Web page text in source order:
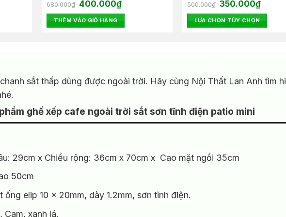
Được xếp
5.00
5 sao
680.000₫ Giá
gốc
là:
680.000₫.
400.000₫Giá
hiện
tại
là:
400.000₫.
THÊM VÀO GIỎ HÀNG
Được xếp
5.00
5 sao
500.000₫ Giá
gốc
là:
500.000₫.
350.000₫Giá
hiện
tại
là:
LỰA CHỌN TÙY CHỌN
nhiều
biến
Các
tùy
thể
trang
sắt thấp dùng được ngoài trời. Hãy cùng Nội Thất Lan Anh tìm
ghế xếp cafe ngoài trời sắt sơn tĩnh điện patio mini
29cm x Chiều rộng: 36cm x 70cm x Cao mặt ngồi 35cm
50cm
ống elip 10 x 20mm, dày 1.2mm, sơn tĩnh điện.
Cam, xanh lá.